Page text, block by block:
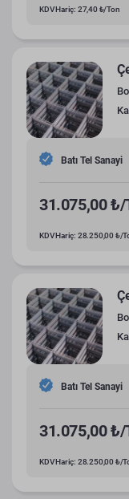
KDV Hariç: 27,40 ₺/Ton
Batı Tel Sanayi
31.075,00 ₺/
KDV Hariç: 28.250,00 ₺/
Batı Tel Sanayi
31.075,00 ₺/
KDV Hariç: 28.250,00 ₺/